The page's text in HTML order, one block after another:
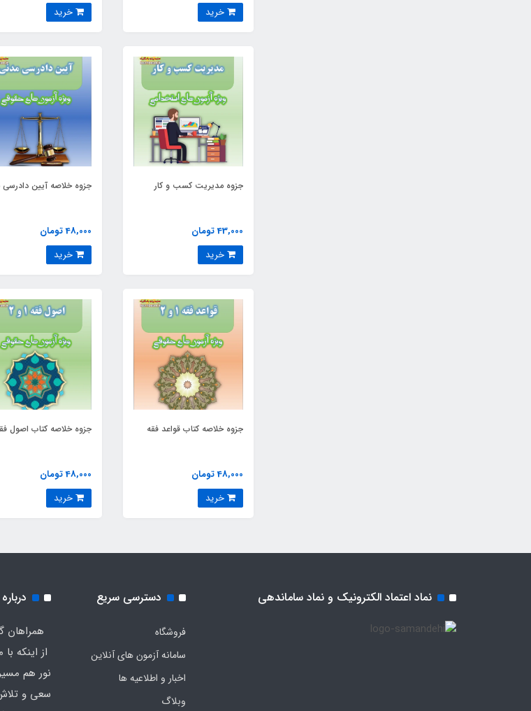
خرید
جزوه مدیریت کسب و کار
43,000 تومان
جزوه خلاصه آیین
48,000 تومان
خرید
جزوه خلاصه کتاب قواعد فقه
48,000 تومان
جزوه خلاصه کتاب اصول
48,000 تومان
خرید
نماد اعتماد الکترونیک و نماد ساماندهی دسترسی سریع
فروشگاه
سامانه آزمون های آنلاین
اخبار و اطلاعیه ها
وبلاگ
همراهان
از اینکه
نور هم
سعی و تلاش